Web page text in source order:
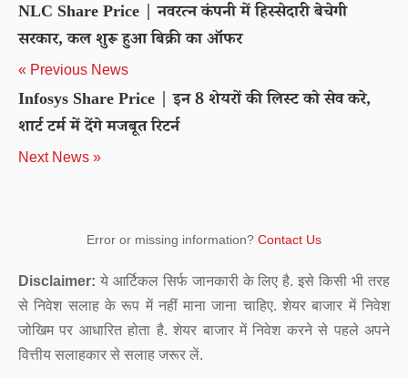
NLC Share Price | नवरत्न कंपनी में हिस्सेदारी बेचेगी
सरकार, कल शुरू हुआ बिक्री का ऑफर
« Previous News
Infosys Share Price | इन 8 शेयरों की लिस्ट को सेव करे,
शार्ट टर्म में देंगे मजबूत रिटर्न
Next News »
Error or missing information? Contact Us
Disclaimer: ये आर्टिकल सिर्फ जानकारी के लिए है. इसे किसी भी तरह
से निवेश सलाह के रूप में नहीं माना जाना चाहिए. शेयर बाजार में निवेश
जोखिम पर आधारित होता है. शेयर बाजार में निवेश करने से पहले अपने
वित्तीय सलाहकार से सलाह जरूर लें.